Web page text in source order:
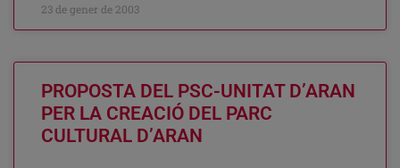
23 de gener de 2003
PROPOSTA DEL PSC-UNITAT D’ARAN
PER LA CREACIÓ DEL PARC
CULTURAL D’ARAN